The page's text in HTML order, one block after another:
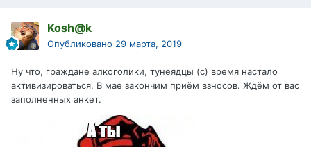
Kosh@k
Опубликовано 29 марта, 2019
Ну что, граждане алкоголики, тунеядцы (с) время настало
активизироваться. В мае закончим приём взносов. Ждём от вас
заполненных анкет.